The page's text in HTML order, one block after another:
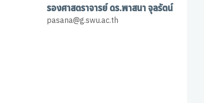
รองศาสตราจารย์ ดร.พาสนา จุลรัตน์
pasana@g.swu.ac.th